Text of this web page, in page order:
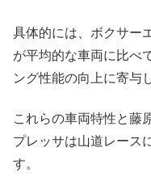
具体的には、ボクサー
が平均的な車両に比べ
ング性能の向上に寄与
これらの車両特性と藤
プレッサは山道レース
す。